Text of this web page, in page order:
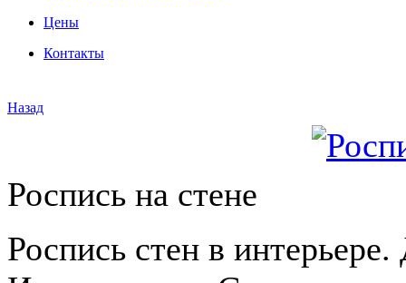
Цены
Контакты
Назад
Роспись на стене
Роспись стен в